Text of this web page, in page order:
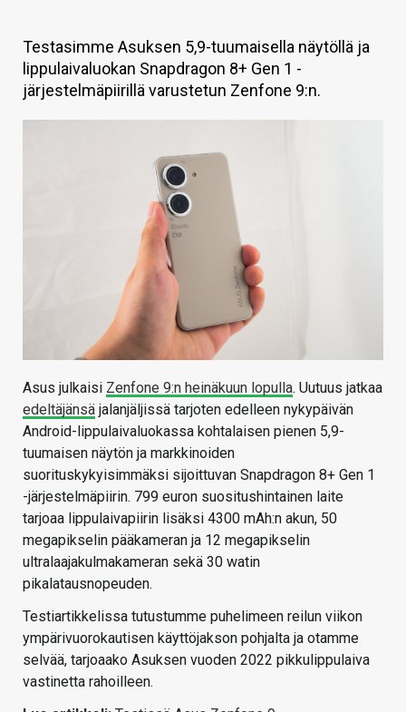
TIETOA
HINTA.FI
Testasimme Asuksen 5,9-tuumaisella näytöllä ja
lippulaivaluokan Snapdragon 8+ Gen 1 -
järjestelmäpiirillä varustetun Zenfone 9:n.
Asus julkaisi Zenfone 9:n heinäkuun lopulla. Uutuus jatkaa
edeltäjänsä jalanjäljissä tarjoten edelleen nykypäivän
Android-lippulaivaluokassa kohtalaisen pienen 5,9-
tuumaisen näytön ja markkinoiden
suorituskykyisimmäksi sijoittuvan Snapdragon 8+ Gen 1
-järjestelmäpiirin. 799 euron suositushintainen laite
tarjoaa lippulaivapiirin lisäksi 4300 mAh:n akun, 50
megapikselin pääkameran ja 12 megapikselin
ultralaajakulmakameran sekä 30 watin
pikalatausnopeuden.
Testiartikkelissa tutustumme puhelimeen reilun viikon
ympärivuorokautisen käyttöjakson pohjalta ja otamme
selvää, tarjoaako Asuksen vuoden 2022 pikkulippulaiva
vastinetta rahoilleen.